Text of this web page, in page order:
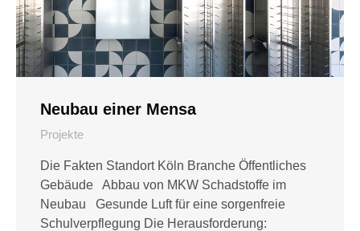
Neubau einer Mensa
Projekte
Die Fakten Standort Köln Branche Öffentliches
Gebäude Abbau von MKW Schadstoffe im
Neubau Gesunde Luft für eine sorgenfreie
Schulverpflegung Die Herausforderung: